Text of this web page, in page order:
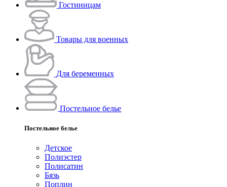
Гостиницам
Товары для военных
Для беременных
Постельное белье
Постельное белье
Детское
Полиэстeр
Полисатин
Бязь
Поплин